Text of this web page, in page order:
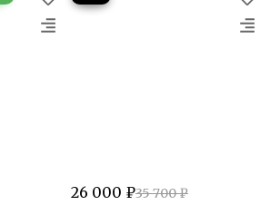
26 000 ₽35 700 ₽